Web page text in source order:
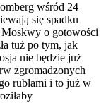
wśród 24
się spadku
o gotowości
tuż po tym, jak
nie będzie już
zgromadzonych
rublami i to już w